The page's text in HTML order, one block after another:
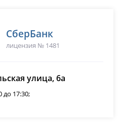
СберБанк
лицензия № 1481
улица, 6а
до 17:30;